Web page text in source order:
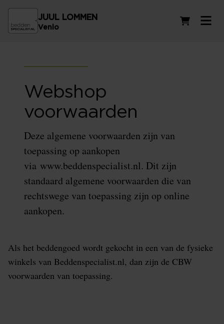
JUUL LOMMEN
Venlo
Webshop
voorwaarden
Deze algemene voorwaarden zijn van
toepassing op aankopen
via www.beddenspecialist.nl. Dit zijn
standaard algemene voorwaarden die van
rechtswege van toepassing zijn op online
aankopen.
Als het beddengoed wordt gekocht in een van de fysieke
winkels van Beddenspecialist.nl, dan zijn de CBW
voorwaarden van toepassing.